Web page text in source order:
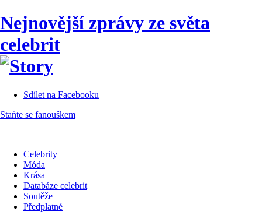
Nejnovější zprávy ze světa
celebrit
Sdílet na Facebooku
Staňte se fanouškem
Celebrity
Móda
Krása
Databáze celebrit
Soutěže
Předplatné